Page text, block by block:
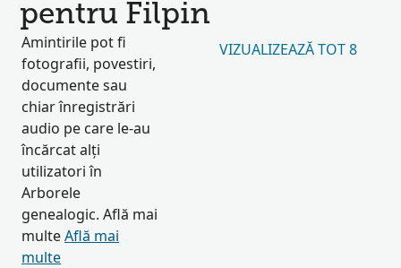
pentru Filpin
Amintirile pot fi
fotografii, povestiri,
documente sau
chiar înregistrări
audio pe care le-au
încărcat alți
utilizatori în
Arborele
genealogic. Află mai
multeAflă mai
multe
VIZUALIZEAZĂ TOT 8